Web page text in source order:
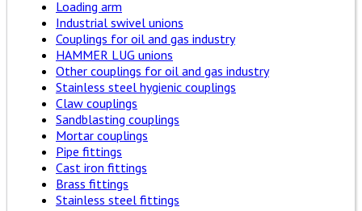
Loading arm
Industrial swivel unions
Couplings for oil and gas industry
HAMMER LUG unions
Other couplings for oil and gas industry
Stainless steel hygienic couplings
Claw couplings
Sandblasting couplings
Mortar couplings
Pipe fittings
Cast iron fittings
Brass fittings
Stainless steel fittings